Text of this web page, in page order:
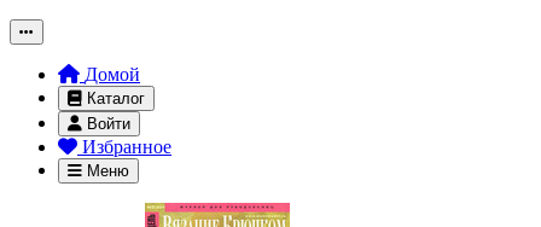
Домой
Каталог
Войти
Избранное
Меню